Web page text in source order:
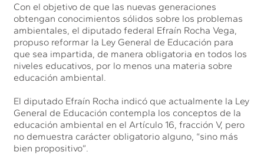
Con el objetivo de que las nuevas generaciones
obtengan conocimientos sólidos sobre los problemas
ambientales, el diputado federal Efraín Rocha Vega,
propuso reformar la Ley General de Educación para
que sea impartida, de manera obligatoria en todos los
niveles educativos, por lo menos una materia sobre
educación ambiental.
El diputado Efraín Rocha indicó que actualmente la Ley
General de Educación contempla los conceptos de la
educación ambiental en el Artículo 16, fracción V, pero
no demuestra carácter obligatorio alguno, “sino más
bien propositivo”.